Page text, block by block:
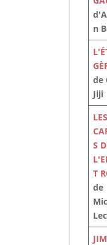
n
de
Jiji
LES
S
T
de
JIM